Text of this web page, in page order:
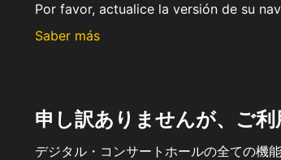
Por favor, actualice la versión de su
Saber más
申し訳ありませんが、ご
デジタル・コンサートホールの全ての機